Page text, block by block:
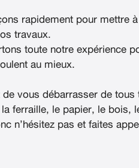
rapidement pour mettre
travaux.
toute notre expérience
au mieux.
vous débarrasser de tous
ferraille, le papier, le bois,
n’hésitez pas et faites